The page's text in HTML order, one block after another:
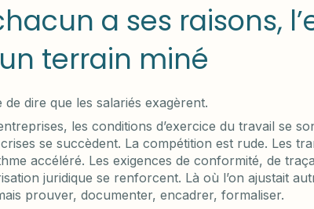
a ses raisons,
terrain miné
dire que les salariés exagèrent.
les conditions d’exercice du travail se
se succèdent. La compétition est rude. Les
accéléré. Les exigences de conformité, de
juridique se renforcent. Là où l’on ajustait
prouver, documenter, encadrer, formaliser.